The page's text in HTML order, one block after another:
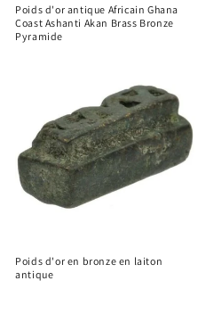
Poids d'or antique Africain Ghana
Coast Ashanti Akan Brass Bronze
Pyramide
Poids d'or en bronze en laiton
antique